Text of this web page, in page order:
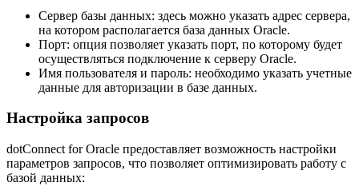
Сервер базы данных: здесь можно указать адрес сервера,
на котором располагается база данных Oracle.
Порт: опция позволяет указать порт, по которому будет
осуществляться подключение к серверу Oracle.
Имя пользователя и пароль: необходимо указать учетные
данные для авторизации в базе данных.
Настройка запросов
dotConnect for Oracle предоставляет возможность настройки
параметров запросов, что позволяет оптимизировать работу с
базой данных: